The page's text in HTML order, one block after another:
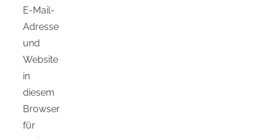
E-Mail-
Adresse
und
Website
in
diesem
Browser
für